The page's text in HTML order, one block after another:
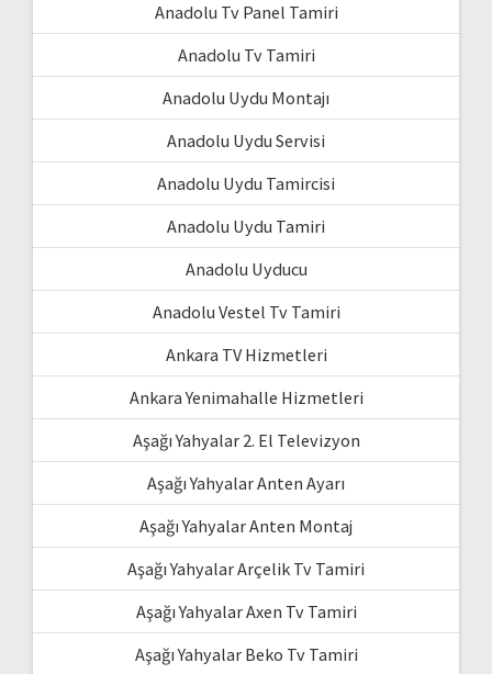
Anadolu Tv Panel Tamiri
Anadolu Tv Tamiri
Anadolu Uydu Montajı
Anadolu Uydu Servisi
Anadolu Uydu Tamircisi
Anadolu Uydu Tamiri
Anadolu Uyducu
Anadolu Vestel Tv Tamiri
Ankara TV Hizmetleri
Ankara Yenimahalle Hizmetleri
Aşağı Yahyalar 2. El Televizyon
Aşağı Yahyalar Anten Ayarı
Aşağı Yahyalar Anten Montaj
Aşağı Yahyalar Arçelik Tv Tamiri
Aşağı Yahyalar Axen Tv Tamiri
Aşağı Yahyalar Beko Tv Tamiri